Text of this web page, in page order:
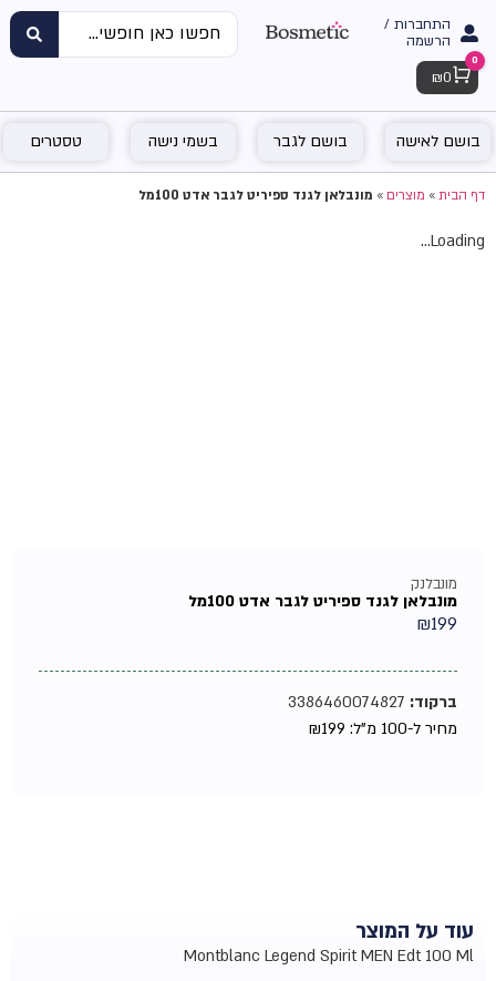
התחברות /
הרשמה
Cart
0
₪ 0
בושם לאישה בושם לגבר בשמי נישה טסטרים
דף הבית»מוצרים»מונבלאן לגנד ספיריט לגבר אדט 100מל
Loading...
מונבלנק
מונבלאן לגנד ספיריט לגבר אדט 100מל
₪199
ברקוד:3386460074827
מחיר ל-100 מ"ל:
₪199
עוד על המוצר
Montblanc Legend Spirit MEN Edt 100 Ml